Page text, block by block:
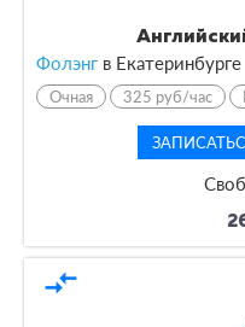
Фолэнг в Екатеринбурге
Очная 325 руб/час
compare_arrows